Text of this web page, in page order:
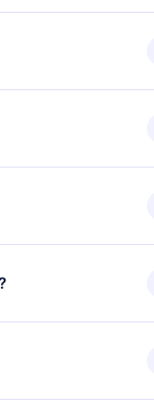
contato com nossa
e solicitar o
após confirmar a
após o
você pode ler ou
para iOS, Android e